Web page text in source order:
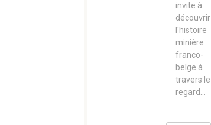
invite à
découvrir
l'histoire
minière
franco-
belge à
travers le
regard…